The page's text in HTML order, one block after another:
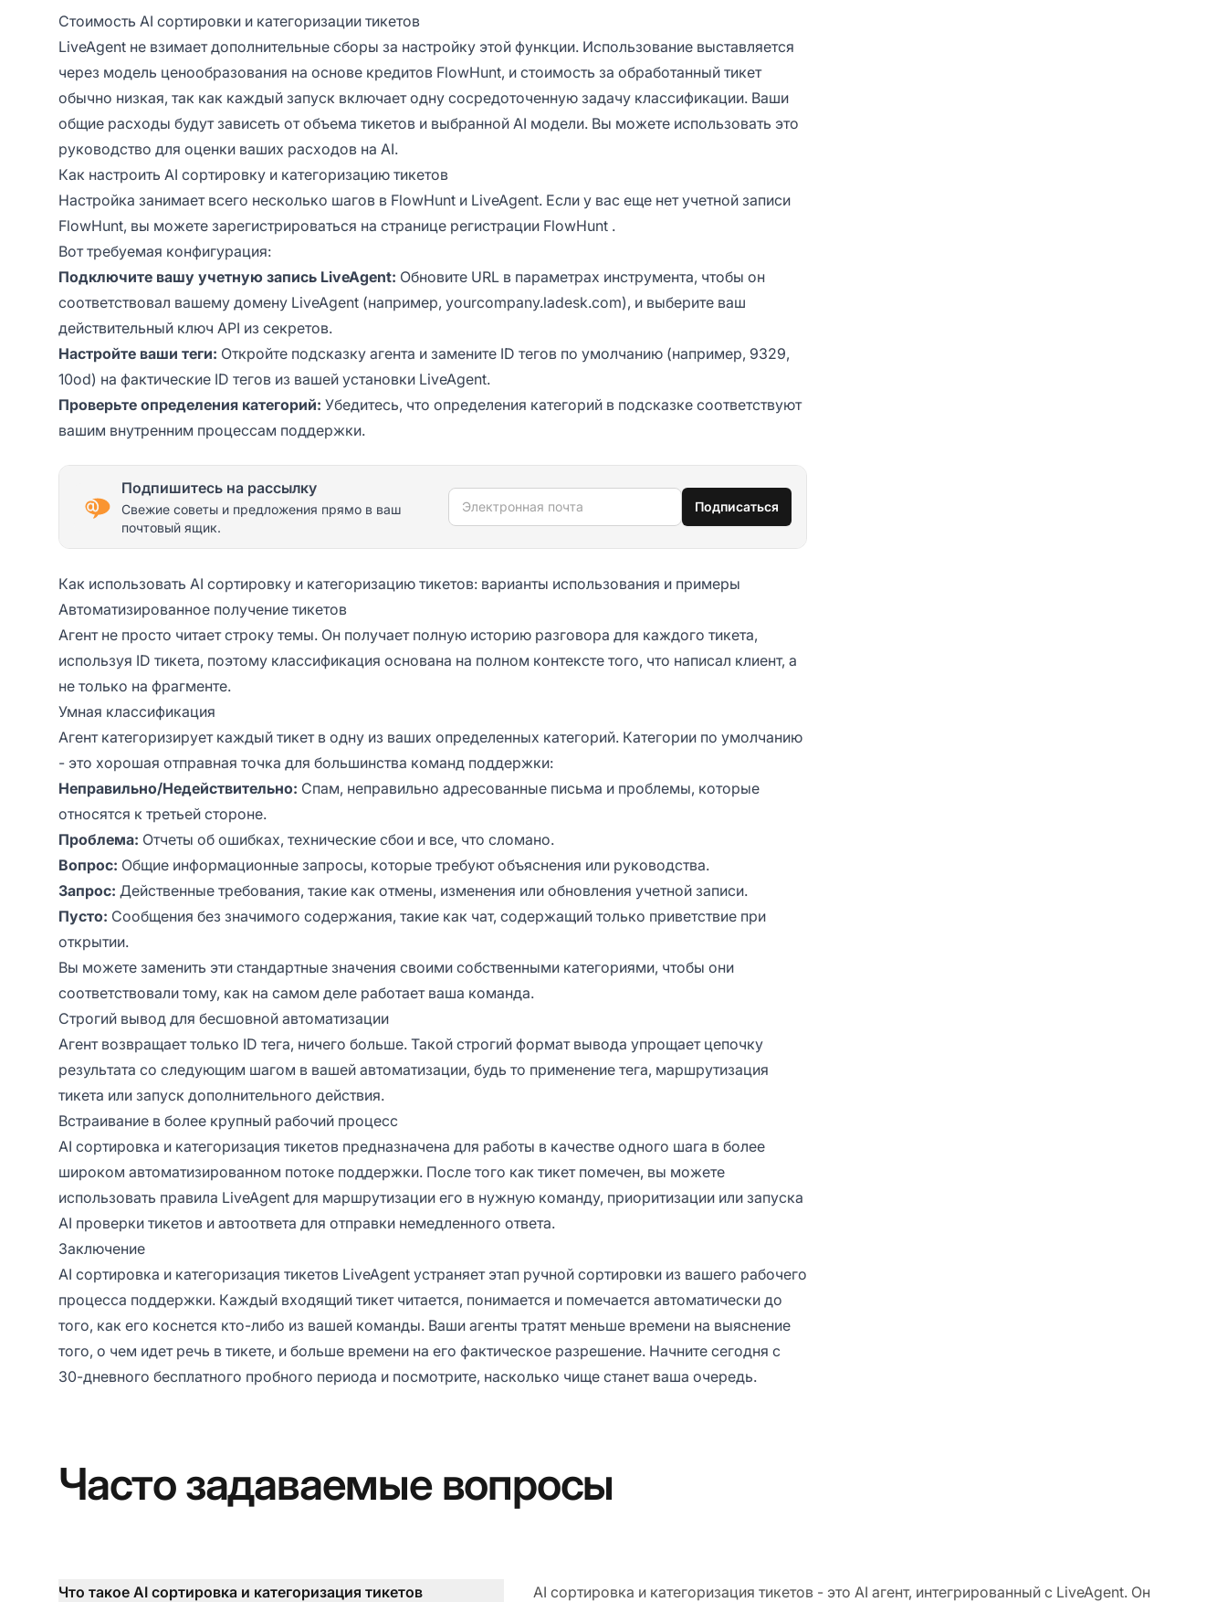
Стоимость AI сортировки и категоризации тикетов
LiveAgent не взимает дополнительные сборы за настройку этой функции. Использование выставляется
через модель ценообразования на основе кредитов FlowHunt, и стоимость за обработанный тикет
обычно низкая, так как каждый запуск включает одну сосредоточенную задачу классификации. Ваши
общие расходы будут зависеть от объема тикетов и выбранной AI модели. Вы можете использовать это
руководство для оценки ваших расходов на AI.
Как настроить AI сортировку и категоризацию тикетов
Настройка занимает всего несколько шагов в FlowHunt и LiveAgent. Если у вас еще нет учетной записи
FlowHunt, вы можете зарегистрироваться на странице регистрации FlowHunt .
Вот требуемая конфигурация:
Подключите вашу учетную запись LiveAgent: Обновите URL в параметрах инструмента, чтобы он
соответствовал вашему домену LiveAgent (например, yourcompany.ladesk.com), и выберите ваш
действительный ключ API из секретов.
Настройте ваши теги: Откройте подсказку агента и замените ID тегов по умолчанию (например, 9329,
10od) на фактические ID тегов из вашей установки LiveAgent.
Проверьте определения категорий: Убедитесь, что определения категорий в подсказке соответствуют
вашим внутренним процессам поддержки.
Подпишитесь на рассылку
Свежие советы и предложения прямо в ваш
почтовый ящик.
Электронная почта Подписаться
Как использовать AI сортировку и категоризацию тикетов: варианты использования и примеры
Автоматизированное получение тикетов
Агент не просто читает строку темы. Он получает полную историю разговора для каждого тикета,
используя ID тикета, поэтому классификация основана на полном контексте того, что написал клиент, а
не только на фрагменте.
Умная классификация
Агент категоризирует каждый тикет в одну из ваших определенных категорий. Категории по умолчанию
- это хорошая отправная точка для большинства команд поддержки:
Неправильно/Недействительно: Спам, неправильно адресованные письма и проблемы, которые
относятся к третьей стороне.
Проблема: Отчеты об ошибках, технические сбои и все, что сломано.
Вопрос: Общие информационные запросы, которые требуют объяснения или руководства.
Запрос: Действенные требования, такие как отмены, изменения или обновления учетной записи.
Пусто: Сообщения без значимого содержания, такие как чат, содержащий только приветствие при
открытии.
Вы можете заменить эти стандартные значения своими собственными категориями, чтобы они
соответствовали тому, как на самом деле работает ваша команда.
Строгий вывод для бесшовной автоматизации
Агент возвращает только ID тега, ничего больше. Такой строгий формат вывода упрощает цепочку
результата со следующим шагом в вашей автоматизации, будь то применение тега, маршрутизация
тикета или запуск дополнительного действия.
Встраивание в более крупный рабочий процесс
AI сортировка и категоризация тикетов предназначена для работы в качестве одного шага в более
широком автоматизированном потоке поддержки. После того как тикет помечен, вы можете
использовать правила LiveAgent для маршрутизации его в нужную команду, приоритизации или запуска
AI проверки тикетов и автоответа для отправки немедленного ответа.
Заключение
AI сортировка и категоризация тикетов LiveAgent устраняет этап ручной сортировки из вашего рабочего
процесса поддержки. Каждый входящий тикет читается, понимается и помечается автоматически до
того, как его коснется кто-либо из вашей команды. Ваши агенты тратят меньше времени на выяснение
того, о чем идет речь в тикете, и больше времени на его фактическое разрешение. Начните сегодня с
30-дневного бесплатного пробного периода и посмотрите, насколько чище станет ваша очередь.
Часто задаваемые вопросы
Что такое AI сортировка и категоризация тикетов AI сортировка и категоризация тикетов - это AI агент, интегрированный с LiveAgent. Он